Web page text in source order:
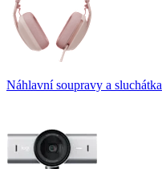
Náhlavní soupravy a sluchátka